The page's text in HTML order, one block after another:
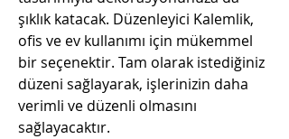
şıklık katacak. Düzenleyici Kalemlik,
ofis ve ev kullanımı için mükemmel
bir seçenektir. Tam olarak istediğiniz
düzeni sağlayarak, işlerinizin daha
verimli ve düzenli olmasını
sağlayacaktır.